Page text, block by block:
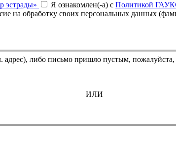
эстрады»
Я ознакомлен(-а) с Политикой
Если Вы оплатили билет, но он не пришёл
ИЛИ